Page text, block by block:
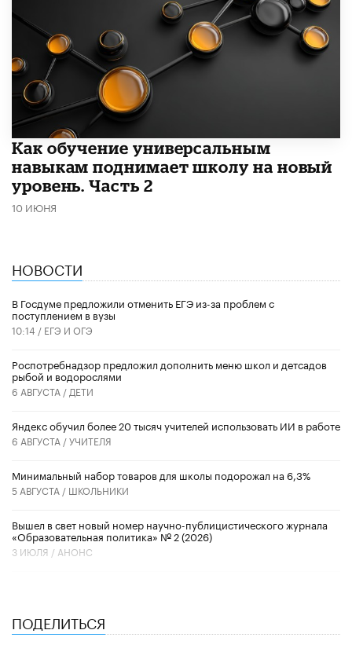
​Как обучение универсальным
навыкам поднимает школу на новый
уровень. Часть 2
10 ИЮНЯ
НОВОСТИ
В Госдуме предложили отменить ЕГЭ из-за проблем с
поступлением в вузы
10:14 / ЕГЭ И ОГЭ
Роспотребнадзор предложил дополнить меню школ и детсадов
рыбой и водорослями
6 АВГУСТА / ДЕТИ
​Яндекс обучил более 20 тысяч учителей использовать ИИ в работе
6 АВГУСТА /УЧИТЕЛЯ
Минимальный набор товаров для школы подорожал на 6,3%
5 АВГУСТА / ШКОЛЬНИКИ
Вышел в свет новый номер научно-публицистического журнала
«Образовательная политика» № 2 (2026)
3 ИЮЛЯ / АНОНС
ПОДЕЛИТЬСЯ